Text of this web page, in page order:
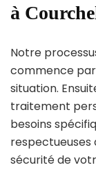
à
Notre
commence
situation.
traitement
besoins
respectueuses
sécurité de